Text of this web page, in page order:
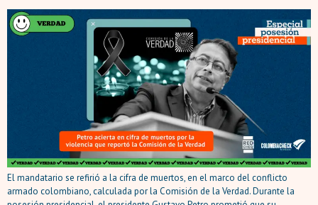
El mandatario se refirió a la cifra de muertos, en el marco del conflicto
armado colombiano, calculada por la Comisión de la Verdad. Durante la